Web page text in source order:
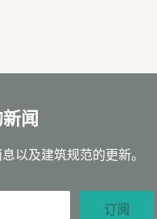
闻
以及建筑规范的更新。
订阅